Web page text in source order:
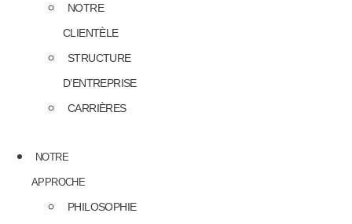
NOTRE
CLIENTÈLE
STRUCTURE
D’ENTREPRISE
CARRIÈRES
NOTRE
APPROCHE
PHILOSOPHIE